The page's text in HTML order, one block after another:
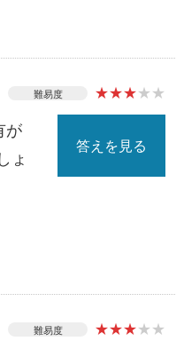
難易度 ★★★★★
が
ょ
答えを見る
難易度 ★★★★★